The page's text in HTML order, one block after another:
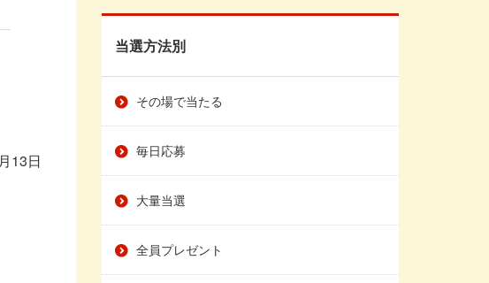
13日
当選方法別
その場で当たる
毎日応募
大量当選
全員プレゼント